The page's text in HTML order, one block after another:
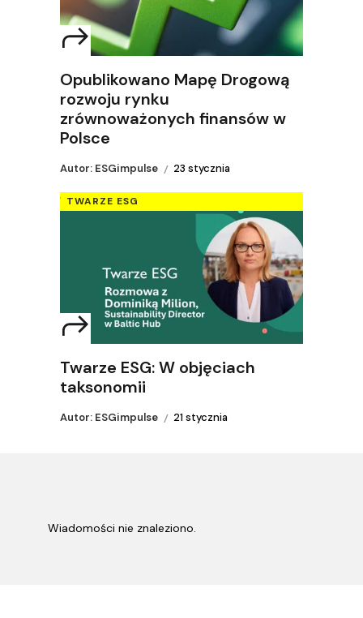
Opublikowano Mapę Drogową
rozwoju rynku
zrównoważonych finansów w
Polsce
Autor: ESGimpulse 23 stycznia
TWARZE ESG
Twarze ESG: W objęciach
taksonomii
Autor: ESGimpulse 21 stycznia
Wiadomości nie znaleziono.